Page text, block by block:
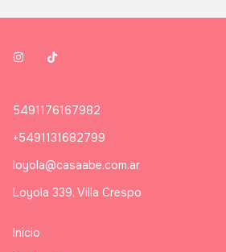
5491176167982
+5491131682799
loyola@casaabe.com.ar
Loyola 339, Villa Crespo
Inicio